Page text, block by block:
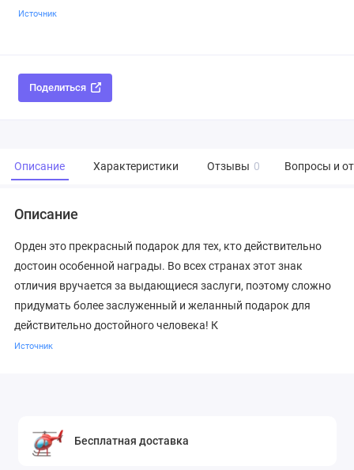
Источник
Поделиться
Описание Характеристики Отзывы 0 Вопросы и
Описание
Орден это прекрасный подарок для тех, кто действительно
достоин особенной награды. Во всех странах этот знак
отличия вручается за выдающиеся заслуги, поэтому сложно
придумать более заслуженный и желанный подарок для
действительно достойного человека! К
Источник
Бесплатная доставка